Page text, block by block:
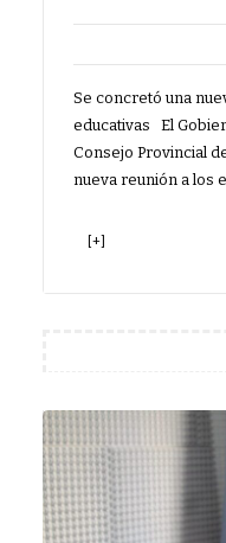
Se concretó una
educativas El
Consejo Provincial
nueva reunión a los
[+]